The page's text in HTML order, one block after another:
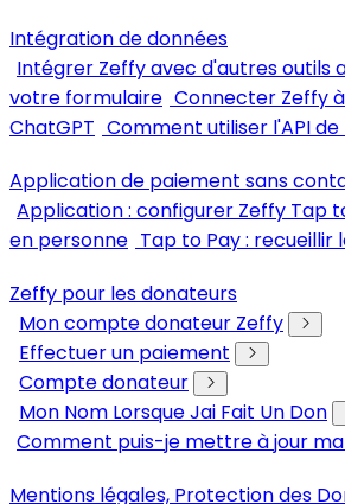
Intégration de données
Intégrer Zeffy avec d'autres outils
votre formulaire Connecter Zeffy
ChatGPT Comment utiliser l'API
Application de paiement sans
Application : configurer Zeffy Tap
en personne Tap to Pay : recueillir
Zeffy pour les donateurs
Mon compte donateur Zeffy
Effectuer un paiement
Compte donateur
Mon Nom Lorsque Jai Fait Un Don
Comment puis-je mettre à jour
Mentions légales, Protection des